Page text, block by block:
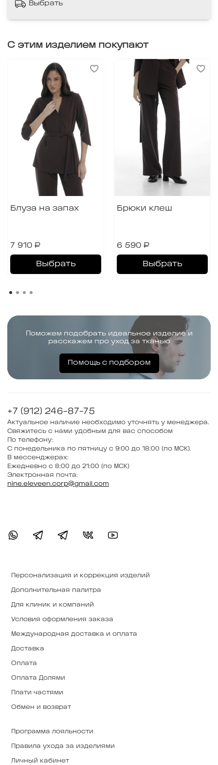
Выбрать
С этим изделием покупают
Блуза на запах
7 910 ₽
Выбрать
Брюки клеш
6 590 ₽
Выбрать
Поможем подобрать идеальное изделие и
расскажем про уход за тканью
Помощь с подбором
Персонализация и коррекция изделий
Дополнительная палитра
Для клиник и компаний
Условия оформления заказа
Международная доставка и оплата
Доставка
Оплата
Оплата Долями
Плати частями
Обмен и возврат
Программа лояльности
Правила ухода за изделиями
Личный кабинет
+7 (912) 246-87-75
Актуальное наличие необходимо уточнять у менеджера.
Свяжитесь с нами удобным для вас способом
По телефону:
С понедельника по пятницу с 9:00 до 18:00 (по МСК).
В мессенджерах:
Ежедневно с 8:00 до 21:00 (по МСК)
Электронная почта:
nine.eleveen.corp@gmail.com